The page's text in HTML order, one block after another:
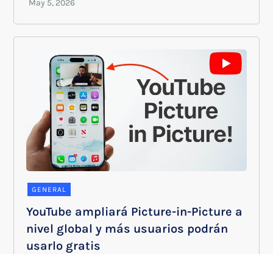
GENERAL
YouTube ampliará Picture-in-Picture a
nivel global y más usuarios podrán
usarlo gratis